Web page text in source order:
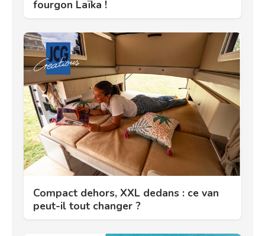
fourgon Laïka !
Compact dehors, XXL dedans : ce van
peut-il tout changer ?